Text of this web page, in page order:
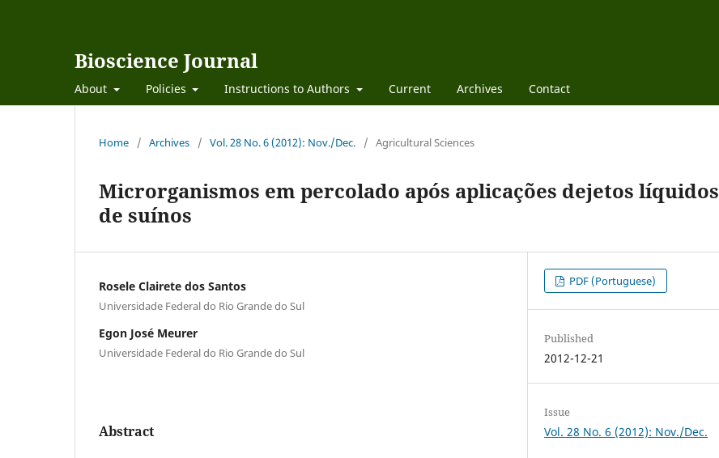
Bioscience Journal
About Policies Instructions to Authors Current Archives Contact
Home / Archives / Vol. 28 No. 6 (2012): Nov./Dec. / Agricultural Sciences
Microrganismos em percolado após aplicações dejetos líquidos
de suínos
Rosele Clairete dos Santos
Universidade Federal do Rio Grande do Sul
Egon José Meurer
Universidade Federal do Rio Grande do Sul
Abstract
PDF (Portuguese)
Published
2012-12-21
Issue
Vol. 28 No. 6 (2012): Nov./Dec.